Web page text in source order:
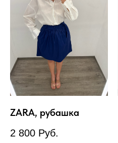
ZARA, рубашка
2 800 Руб.